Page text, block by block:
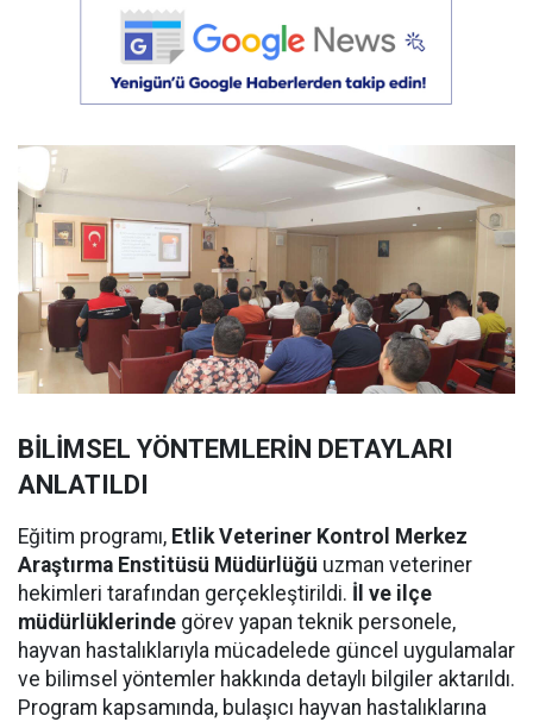
BİLİMSEL YÖNTEMLERİN DETAYLARI
ANLATILDI
Eğitim programı, Etlik Veteriner Kontrol Merkez
Araştırma Enstitüsü Müdürlüğü uzman veteriner
hekimleri tarafından gerçekleştirildi. İl ve ilçe
müdürlüklerinde görev yapan teknik personele,
hayvan hastalıklarıyla mücadelede güncel uygulamalar
ve bilimsel yöntemler hakkında detaylı bilgiler aktarıldı.
Program kapsamında, bulaşıcı hayvan hastalıklarına